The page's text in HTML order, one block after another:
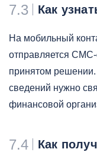
7.3 Как
На мобильный
отправляется
принятом решении.
сведений нужно
финансовой
7.4 Как